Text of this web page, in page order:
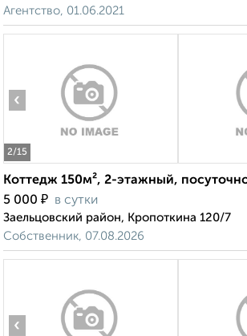
Агентство, 01.06.2021
2/15
‹
Коттедж 150м², 2-этажный,
5 000 ₽ в сутки
Заельцовский район, Кропоткина 120/7
Собственник, 07.08.2026
‹